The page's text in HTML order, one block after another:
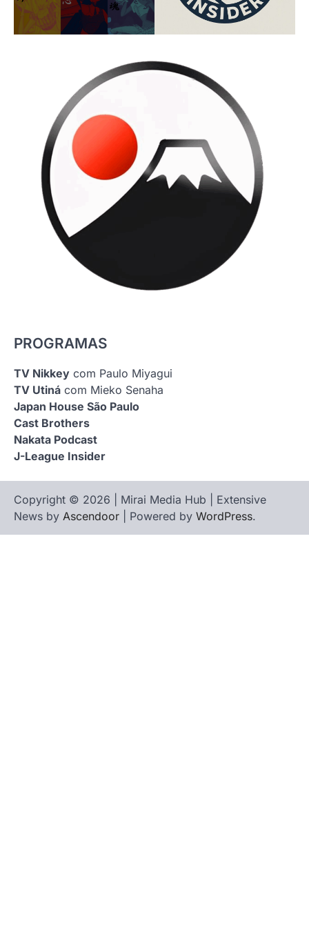
PROGRAMAS
TV Nikkey com Paulo Miyagui
TV Utiná com Mieko Senaha
Japan House São Paulo
Cast Brothers
Nakata Podcast
J-League Insider
Copyright © 2026 | Mirai Media Hub | Extensive
News by Ascendoor | Powered by WordPress.